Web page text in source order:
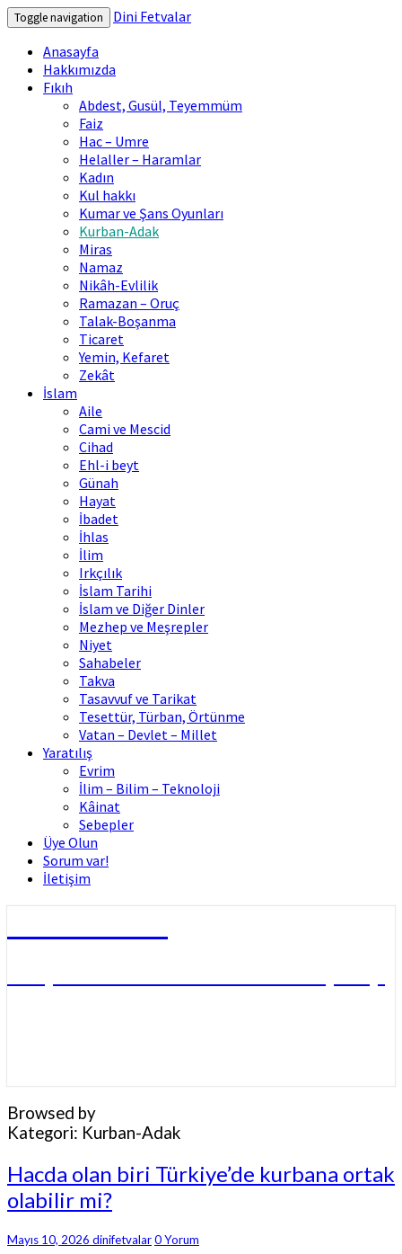
Toggle navigation
Dini Fetvalar
Anasayfa
Hakkımızda
Fıkıh
Abdest, Gusül, Teyemmüm
Faiz
Hac – Umre
Helaller – Haramlar
Kadın
Kul hakkı
Kumar ve Şans Oyunları
Kurban-Adak
Miras
Namaz
Nikâh-Evlilik
Ramazan – Oruç
Talak-Boşanma
Ticaret
Yemin, Kefaret
Zekât
İslam
Aile
Cami ve Mescid
Cihad
Ehl-i beyt
Günah
Hayat
İbadet
İhlas
İlim
Irkçılık
İslam Tarihi
İslam ve Diğer Dinler
Mezhep ve Meşrepler
Niyet
Sahabeler
Takva
Tasavvuf ve Tarikat
Tesettür, Türban, Örtünme
Vatan – Devlet – Millet
Yaratılış
Evrim
İlim – Bilim – Teknoloji
Kâinat
Sebepler
Üye Olun
Sorum var!
İletişim
Browsed by
Kategori: Kurban-Adak
Hacda
olan
biri
kurbana
Hacda olan biri Türkiye’de kurbana ortak
olabilir mi?
Mayıs 10, 2026 dinifetvalarComments
0 Yorum